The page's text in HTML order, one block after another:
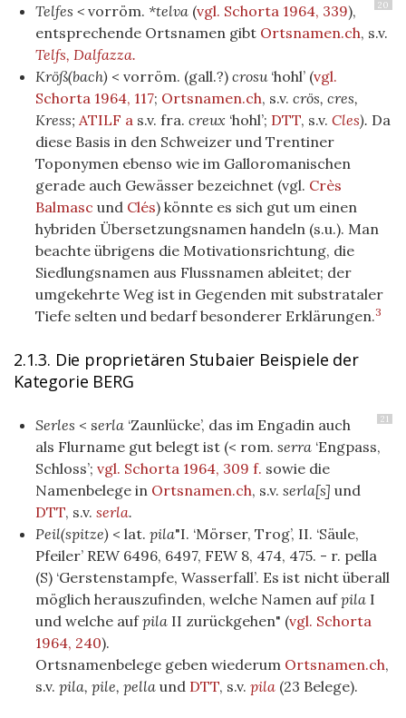
20
Telfes < vorröm. *telva (vgl. Schorta 1964, 339),
entsprechende Ortsnamen gibt Ortsnamen.ch, s.v.
Telfs, Dalfazza.
Kröß(bach) < vorröm. (gall.?) crosu‘hohl’ (vgl.
Schorta 1964, 117; Ortsnamen.ch, s.v. crös, cres,
Kress; ATILF a s.v. fra. creux ‘hohl’; DTT, s.v. Cles). Da
diese Basis in den Schweizer und Trentiner
Toponymen ebenso wie im Galloromanischen
gerade auch Gewässer bezeichnet (vgl. Crès
Balmasc und Clés) könnte es sich gut um einen
hybriden Übersetzungsnamen handeln (s.u.). Man
beachte übrigens die Motivationsrichtung, die
Siedlungsnamen aus Flussnamen ableitet; der
umgekehrte Weg ist in Gegenden mit substrataler
Tiefe selten und bedarf besonderer Erklärungen.3
2.1.3. Die proprietären Stubaier Beispiele der
Kategorie BERG
21
Serles < serla ‘Zaunlücke’, das im Engadin auch
als Flurname gut belegt ist (< rom. serra ‘Engpass,
Schloss’; vgl. Schorta 1964, 309 f. sowie die
Namenbelege in Ortsnamen.ch, s.v. serla[s] und
DTT, s.v. serla.
Peil(spitze) < lat. pila"I. ‘Mörser, Trog’, II. ‘Säule,
Pfeiler’ REW 6496, 6497, FEW 8, 474, 475. - r. pella
(S) ‘Gerstenstampfe, Wasserfall’. Es ist nicht überall
möglich herauszufinden, welche Namen aufpila I
und welche aufpila II zurückgehen" (vgl. Schorta
1964, 240).
Ortsnamenbelege geben wiederum Ortsnamen.ch,
s.v. pila, pile, pella und DTT, s.v. pila (23 Belege).